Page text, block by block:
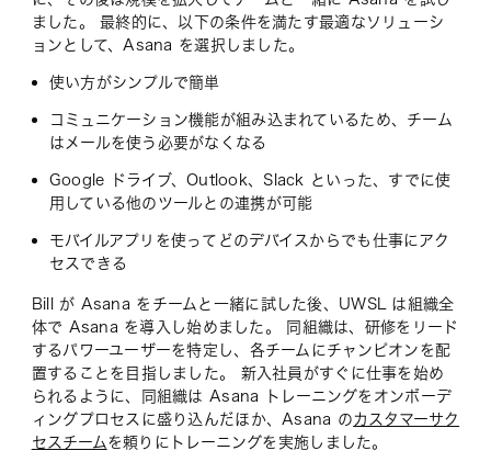
ました。 最終的に、以下の条件を満たす最適なソリューシ
ョンとして、Asana を選択しました。
使い方がシンプルで簡単
コミュニケーション機能が組み込まれているため、チーム
はメールを使う必要がなくなる
Google ドライブ、Outlook、Slack といった、すでに使
用している他のツールとの連携が可能
モバイルアプリを使ってどのデバイスからでも仕事にアク
セスできる
Bill が Asana をチームと一緒に試した後、UWSL は組織全
体で Asana を導入し始めました。 同組織は、研修をリード
するパワーユーザーを特定し、各チームにチャンピオンを配
置することを目指しました。 新入社員がすぐに仕事を始め
られるように、同組織は Asana トレーニングをオンボーデ
ィングプロセスに盛り込んだほか、Asana の カスタマーサク
セスチーム を頼りにトレーニングを実施しました。